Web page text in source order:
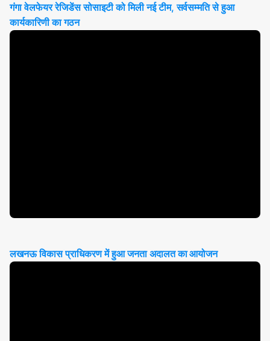
गंगा वेलफेयर रेजिडेंस सोसाइटी को मिली नई टीम, सर्वसम्मति से हुआ
कार्यकारिणी का गठन
लखनऊ विकास प्राधिकरण में हुआ जनता अदालत का आयोजन